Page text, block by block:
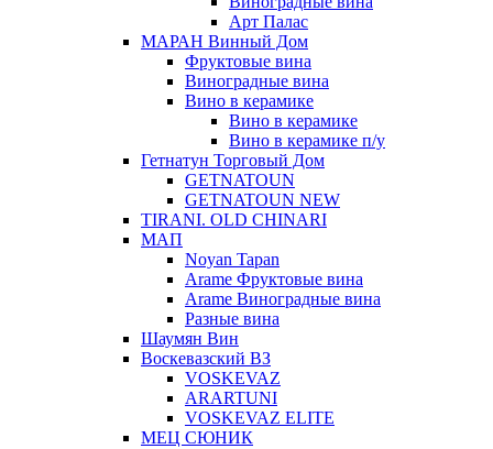
Арт Палас
МАРАН Винный Дом
Фруктовые вина
Виноградные вина
Вино в керамике
Вино в керамике
Вино в керамике п/у
Гетнатун Торговый Дом
GETNATOUN
GETNATOUN NEW
TIRANI. OLD CHINARI
МАП
Noyan Tapan
Arame Фруктовые вина
Arame Виноградные вина
Разные вина
Шаумян Вин
Воскевазский ВЗ
VOSKEVAZ
ARARTUNI
VOSKEVAZ ELITE
МЕЦ СЮНИК